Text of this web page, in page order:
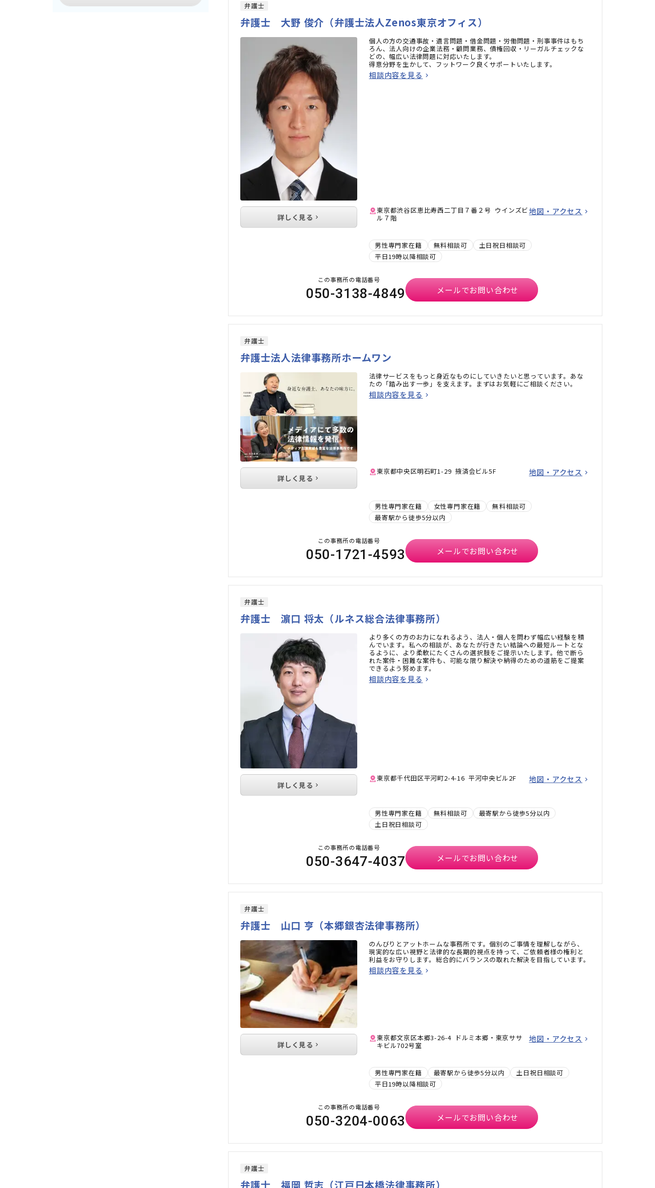
弁護士
弁護士 大野 俊介（弁護士法人Zenos東京オフィス）
個人の方の交通事故・遺言問題・借金問題・労働問題・刑事事件はもち
ろん、法人向けの企業法務・顧問業務、債権回収・リーガルチェックな
どの、幅広い法律問題に対応いたします。
得意分野を生かして、フットワーク良くサポートいたします。
相談内容を見る
東京都渋谷区恵比寿西二丁目７番２号 ウインズビ
ル７階
地図・アクセス
男性専門家在籍 無料相談可
土日祝日相談可
平日19時以降相談可
詳しく見る
この事務所の電話番号
050-3138-4849 メールでお問い合わせ
弁護士
弁護士法人法律事務所ホームワン
法律サービスをもっと身近なものにしていきたいと思っています。あな
たの「踏み出す一歩」を支えます。まずはお気軽にご相談ください。
相談内容を見る
東京都中央区明石町1-29 掖済会ビル5F 地図・アクセス
男性専門家在籍 女性専門家在籍
無料相談可
最寄駅から徒歩5分以内
詳しく見る
この事務所の電話番号
050-1721-4593 メールでお問い合わせ
弁護士
弁護士 濵口 将太（ルネス総合法律事務所）
より多くの方のお力になれるよう、法人・個人を問わず幅広い経験を積
んでいます。私への相談が、あなたが行きたい結論への最短ルートとな
るように、より柔軟にたくさんの選択肢をご提示いたします。他で断ら
れた案件・困難な案件も、可能な限り解決や納得のための道筋をご提案
できるよう努めます。
相談内容を見る
東京都千代田区平河町2-4-16 平河中央ビル2F 地図・アクセス
男性専門家在籍 無料相談可
最寄駅から徒歩5分以内
土日祝日相談可
詳しく見る
この事務所の電話番号
050-3647-4037 メールでお問い合わせ
弁護士
弁護士 山口 亨（本郷銀杏法律事務所）
のんびりとアットホームな事務所です。個別のご事情を理解しながら、
現実的な広い視野と法律的な長期的視点を持って、ご依頼者様の権利と
利益をお守りします。総合的にバランスの取れた解決を目指しています。
相談内容を見る
東京都文京区本郷3-26-4 ドルミ本郷・東京ササ
キビル702号室
地図・アクセス
男性専門家在籍 最寄駅から徒歩5分以内
土日祝日相談可
平日19時以降相談可
詳しく見る
この事務所の電話番号
050-3204-0063 メールでお問い合わせ
弁護士
弁護士 福岡 哲志（江戸日本橋法律事務所）